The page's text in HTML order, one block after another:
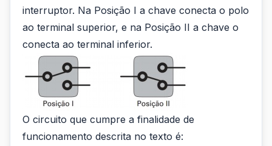
interruptor. Na Posição I a chave conecta o polo
ao terminal superior, e na Posição II a chave o
conecta ao terminal inferior.
O circuito que cumpre a finalidade de
funcionamento descrita no texto é: